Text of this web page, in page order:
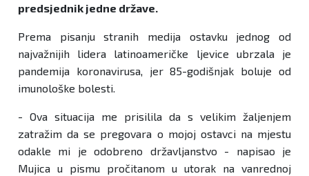
predsjednik jedne države.
Prema pisanju stranih medija ostavku jednog od
najvažnijih lidera latinoameričke ljevice ubrzala je
pandemija koronavirusa, jer 85-godišnjak boluje od
imunološke bolesti.
- Ova situacija me prisilila da s velikim žaljenjem
zatražim da se pregovara o mojoj ostavci na mjestu
odakle mi je odobreno državljanstvo - napisao je
Mujica u pismu pročitanom u utorak na vanrednoj